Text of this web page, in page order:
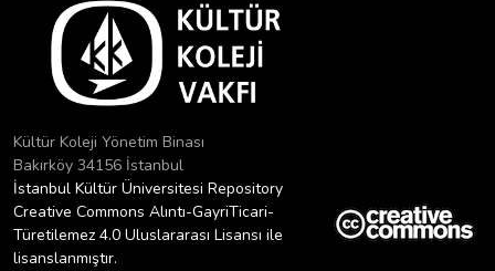
Kültür Koleji Yönetim Binası
Bakırköy 34156 İstanbul
İstanbul Kültür Üniversitesi Repository
Creative Commons Alıntı-GayriTicari-
Türetilemez 4.0 Uluslararası Lisansı ile
lisanslanmıştır.